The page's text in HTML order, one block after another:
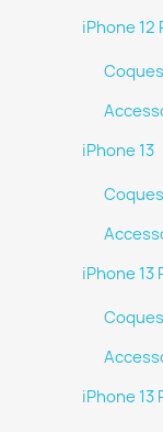
iPhone 12
iPhone 13
iPhone 13
iPhone 13